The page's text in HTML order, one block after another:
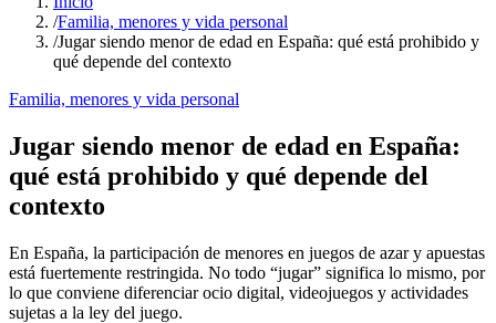
/Familia, menores y vida personal
/Jugar siendo menor de edad en España: qué está prohibido y
qué depende del contexto
Familia, menores y vida personal
Jugar siendo menor de edad en España:
qué está prohibido y qué depende del
contexto
En España, la participación de menores en juegos de azar y apuestas
está fuertemente restringida. No todo “jugar” significa lo mismo, por
lo que conviene diferenciar ocio digital, videojuegos y actividades
sujetas a la ley del juego.